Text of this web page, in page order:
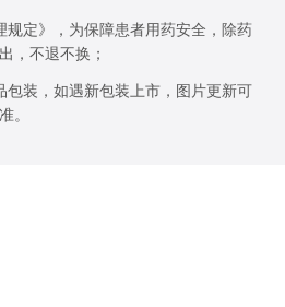
定》，为保障患者用药安全，除药
，不退不换；
包装，如遇新包装上市，图片更新可
。